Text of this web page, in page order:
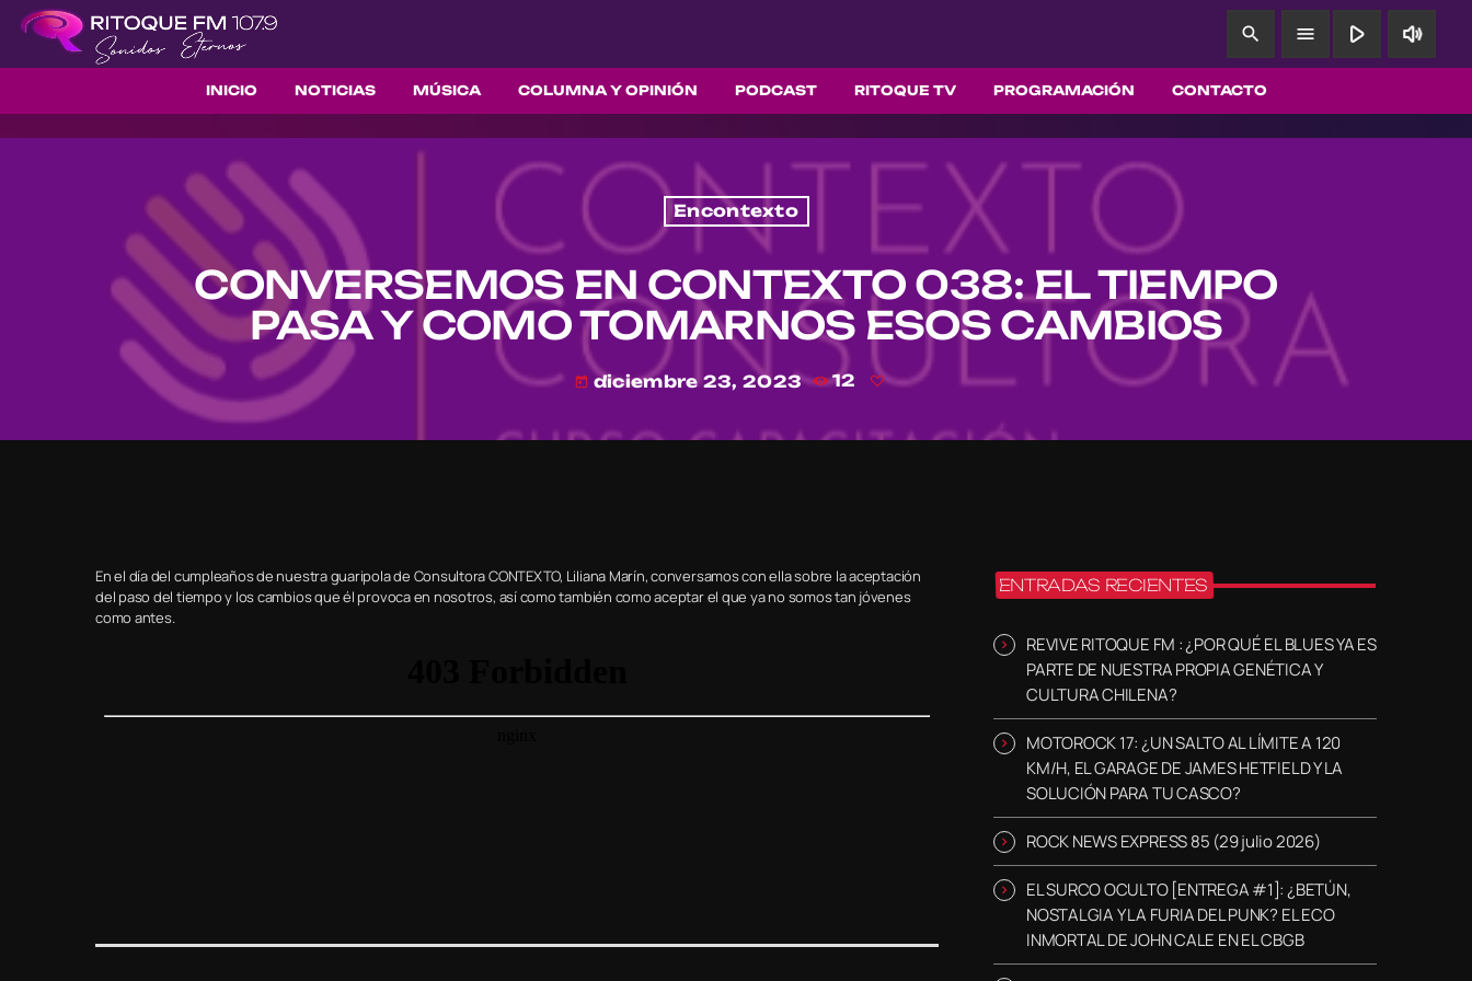
INICIO NOTICIAS MÚSICA COLUMNA Y OPINIÓN PODCAST RITOQUE TV PROGRAMACIÓN CONTACTO
search menu play_arrow volume_up
Encontexto
CONVERSEMOS EN CONTEXTO 038: EL TIEMPO
PASA Y COMO TOMARNOS ESOS CAMBIOS
today diciembre 23, 2023 12
En el día del cumpleaños de nuestra guaripola de Consultora CONTEXTO, Liliana Marín, conversamos con ella sobre la aceptación
del paso del tiempo y los cambios que él provoca en nosotros, así como también como aceptar el que ya no somos tan jóvenes
como antes.
ENTRADAS RECIENTES
REVIVE RITOQUE FM : ¿POR QUÉ EL BLUES YA ES
PARTE DE NUESTRA PROPIA GENÉTICA Y
CULTURA CHILENA?
MOTOROCK 17: ¿UN SALTO AL LÍMITE A 120
KM/H, EL GARAGE DE JAMES HETFIELD Y LA
SOLUCIÓN PARA TU CASCO?
ROCK NEWS EXPRESS 85 (29 julio 2026)
EL SURCO OCULTO [ENTREGA #1]: ¿BETÚN,
NOSTALGIA Y LA FURIA DEL PUNK? EL ECO
INMORTAL DE JOHN CALE EN EL CBGB